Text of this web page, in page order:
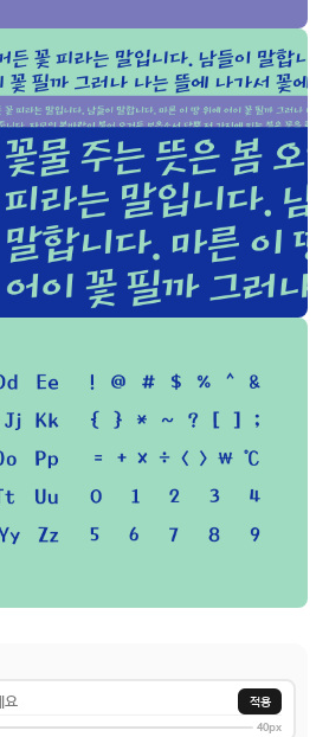
적용
40px